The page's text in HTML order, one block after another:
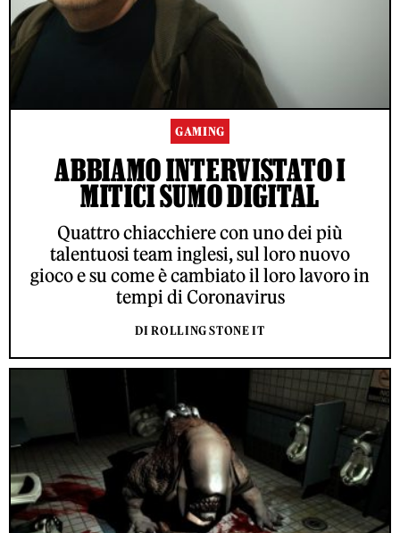
GAMING
ABBIAMO INTERVISTATO I
MITICI SUMO DIGITAL
Quattro chiacchiere con uno dei più
talentuosi team inglesi, sul loro nuovo
gioco e su come è cambiato il loro lavoro in
tempi di Coronavirus
DI ROLLING STONE IT